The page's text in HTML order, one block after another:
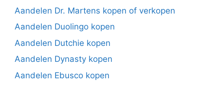
Aandelen Dr. Martens kopen of verkopen
Aandelen Duolingo kopen
Aandelen Dutchie kopen
Aandelen Dynasty kopen
Aandelen Ebusco kopen